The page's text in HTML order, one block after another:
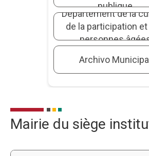
publique
Département de la
de la participation
personnes
Archivo Municipal
Mairie du siège